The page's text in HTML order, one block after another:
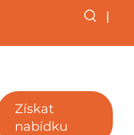
|
Získat
nabídku